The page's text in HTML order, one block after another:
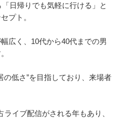
日帰りでも気軽に行ける」と
プト。
広く、10代から40代までの男
の低さ”を目指しており、来場者
イブ配信がされる年もあり、